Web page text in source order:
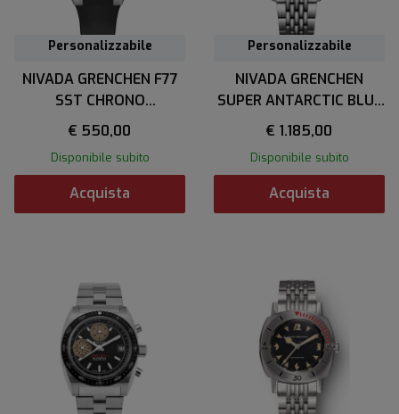
Personalizzabile
NIVADA GRENCHEN F77
SST CHRONO
MECAQUARTZ CARBON
MK2 38 mm
€ 550,00
Disponibile subito
Acquista
Personalizzabile
NIVADA GRENCHEN
SUPER ANTARCTIC BLUE
38 mm
€ 1.185,00
Disponibile subito
Acquista